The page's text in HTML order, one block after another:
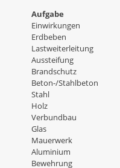
Aufgabe
Einwirkungen
Erdbeben
Lastweiterleitung
Aussteifung
Brandschutz
Beton-/Stahlbeton
Stahl
Holz
Verbundbau
Glas
Mauerwerk
Aluminium
Bewehrung